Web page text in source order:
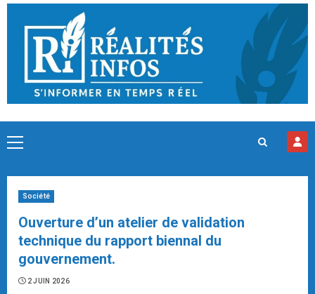
Skip
content
Primary
Société
Ouverture d’un atelier de validation
technique du rapport biennal du
gouvernement.
2 JUIN 2026